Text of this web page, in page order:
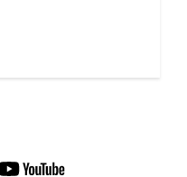
youtube-